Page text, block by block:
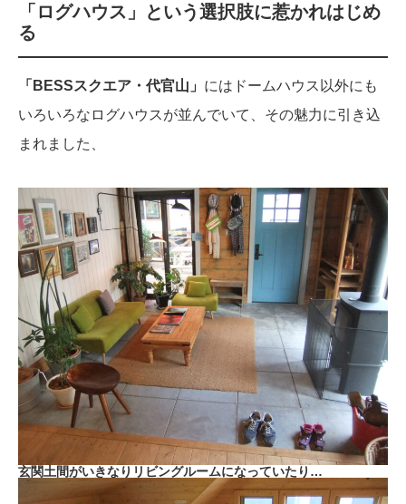
「ログハウス」という選択肢に惹かれはじめ
る
「BESSスクエア・代官山」 にはドームハウス以外にも
いろいろなログハウスが並んでいて、その魅力に引き込
まれました、
玄関土間がいきなりリビングルームになっていたり…